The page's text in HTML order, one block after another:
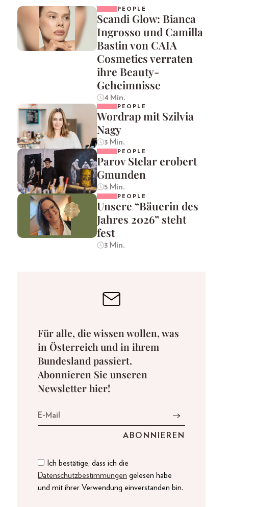
PEOPLE
Scandi Glow: Bianca
Ingrosso und Camilla
Bastin von CAIA
Cosmetics verraten
ihre Beauty-
Geheimnisse
4 Min.
PEOPLE
Wordrap mit Szilvia
Nagy
3 Min.
PEOPLE
Parov Stelar erobert
Gmunden
5 Min.
PEOPLE
Unsere “Bäuerin des
Jahres 2026” steht
fest
3 Min.
Für alle, die wissen wollen, was
in Österreich und in ihrem
Bundesland passiert.
Abonnieren Sie unseren
Newsletter hier!
Ich bestätige, dass ich die
Datenschutzbestimmungen gelesen habe
und mit ihrer Verwendung einverstanden bin.